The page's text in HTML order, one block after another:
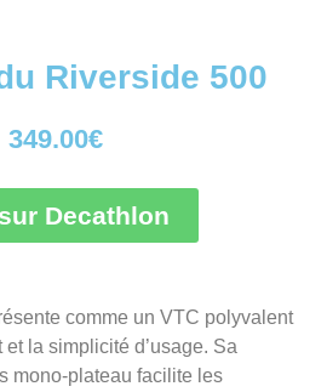
Riverside 500
349.00€
Decathlon
comme un VTC polyvalent
la simplicité d’usage. Sa
mono-plateau facilite les